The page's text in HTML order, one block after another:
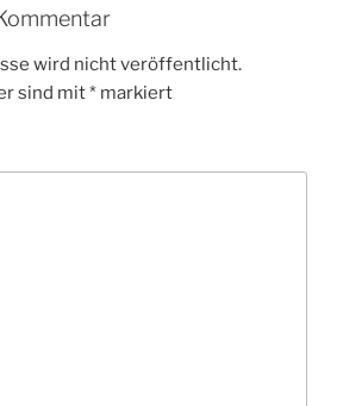
wird nicht veröffentlicht.
sind mit* markiert